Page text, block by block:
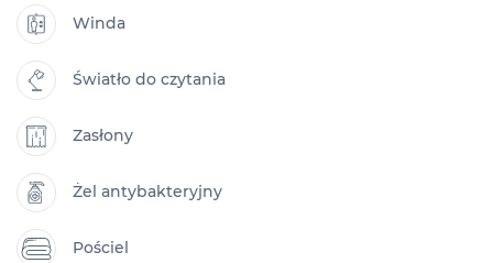
Winda
Światło do czytania
Zasłony
Żel antybakteryjny
Pościel